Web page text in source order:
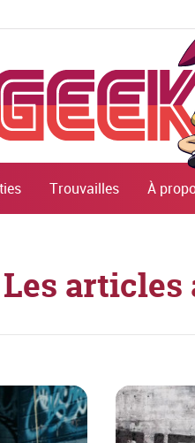
Trouvailles À
Les articles